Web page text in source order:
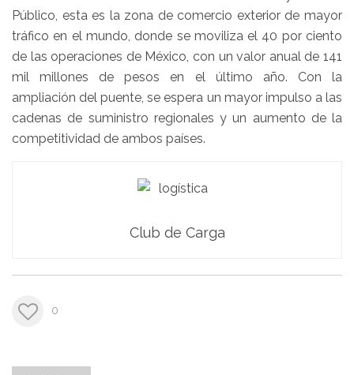
Público, esta es la zona de comercio exterior de mayor
tráfico en el mundo, donde se moviliza el 40 por ciento
de las operaciones de México, con un valor anual de 141
mil millones de pesos en el último año. Con la
ampliación del puente, se espera un mayor impulso a las
cadenas de suministro regionales y un aumento de la
competitividad de ambos países.
Club de Carga
0